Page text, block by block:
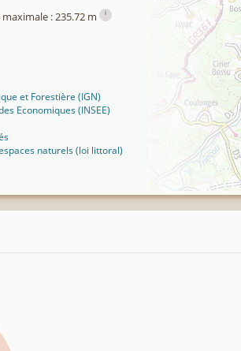
: 235.72 m i
et Forestière (IGN)
Economiques (INSEE)
naturels (loi littoral)